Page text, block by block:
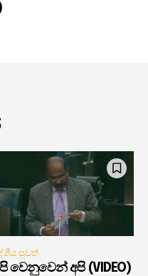
පුවත්
වෙනුවෙන් අපි (VIDEO)